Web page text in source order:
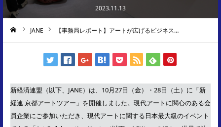
2023.11.13
JANE 【事務局レポート】アートが広げるビジネス…
新経済連盟（以下、JANE）は、10月27日（金）・28日（土）に「新
経連 京都アートツアー」を開催しました。現代アートに関心のある会
員企業にご参加いただき、現代アートに関する日本最大級のイベント